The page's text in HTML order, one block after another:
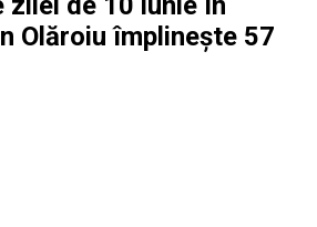
Olăroiu împlinește 57